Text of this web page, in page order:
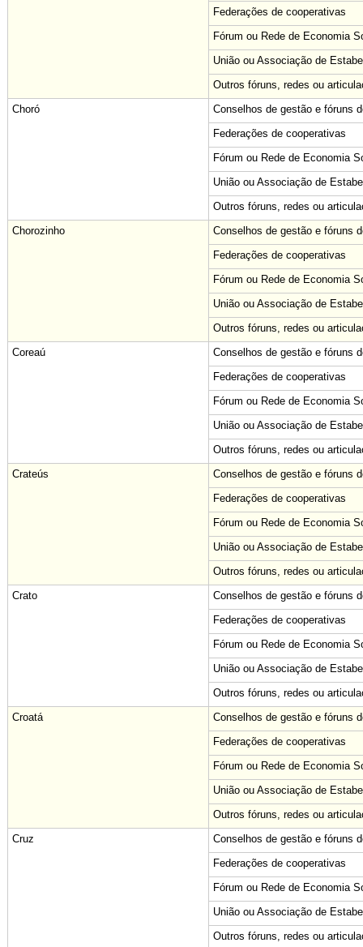
Federações de cooperativas
Fórum ou Rede de Economia
União ou Associação de
Outros fóruns, redes ou
Choró
Conselhos de gestão e fóruns
Federações de cooperativas
Fórum ou Rede de Economia
União ou Associação de
Outros fóruns, redes ou
Chorozinho
Conselhos de gestão e fóruns
Federações de cooperativas
Fórum ou Rede de Economia
União ou Associação de
Outros fóruns, redes ou
Coreaú
Conselhos de gestão e fóruns
Federações de cooperativas
Fórum ou Rede de Economia
União ou Associação de
Outros fóruns, redes ou
Crateús
Conselhos de gestão e fóruns
Federações de cooperativas
Fórum ou Rede de Economia
União ou Associação de
Outros fóruns, redes ou
Crato
Conselhos de gestão e fóruns
Federações de cooperativas
Fórum ou Rede de Economia
União ou Associação de
Outros fóruns, redes ou
Croatá
Conselhos de gestão e fóruns
Federações de cooperativas
Fórum ou Rede de Economia
União ou Associação de
Outros fóruns, redes ou
Cruz
Conselhos de gestão e fóruns
Federações de cooperativas
Fórum ou Rede de Economia
União ou Associação de
Outros fóruns, redes ou